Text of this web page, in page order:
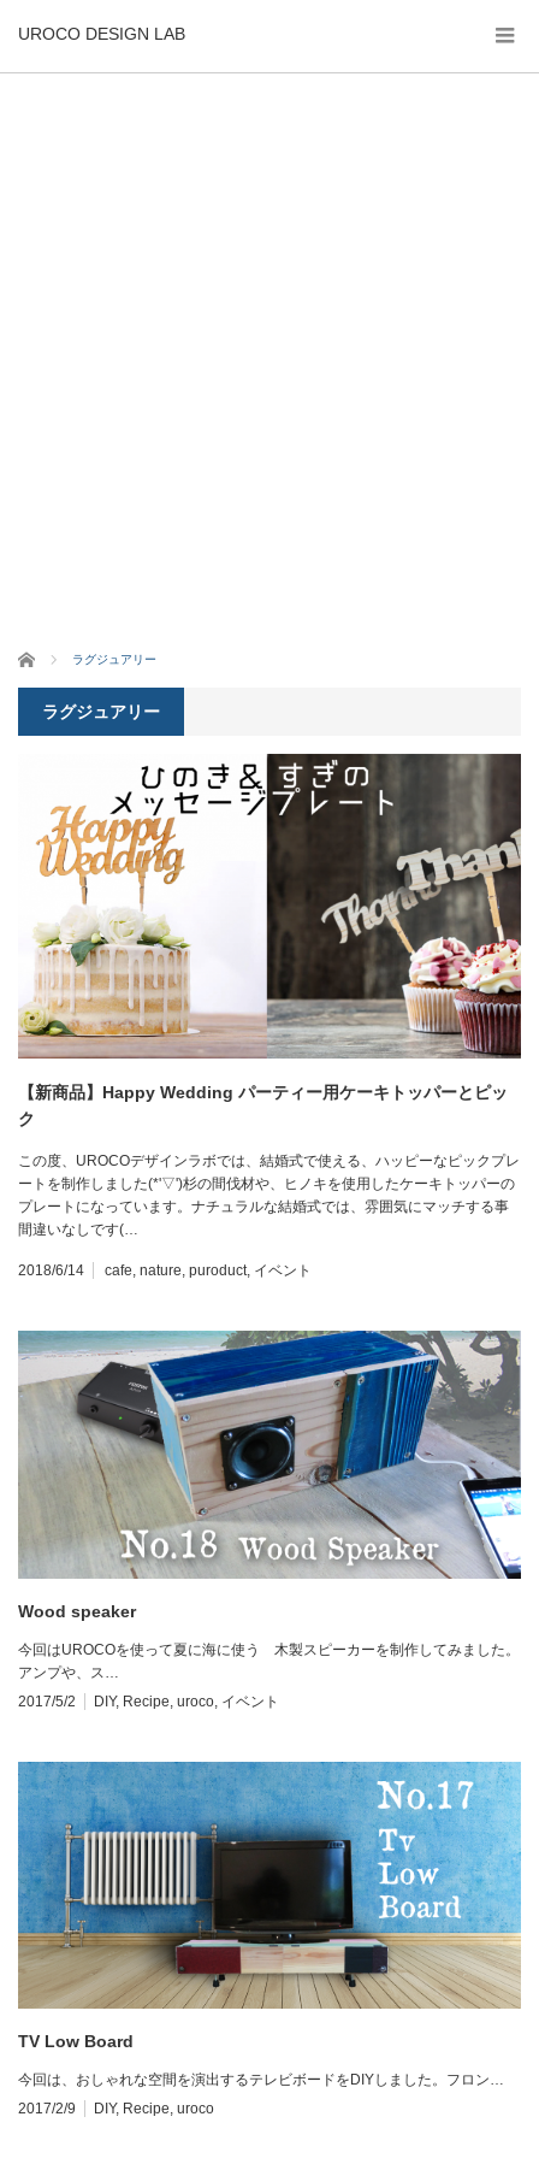
UROCO DESIGN LAB
ホーム ラグジュアリー
ラグジュアリー
【新商品】Happy Wedding パーティー用ケーキトッパーとピッ
ク
この度、UROCOデザインラボでは、結婚式で使える、ハッピーなピックプレ
ートを制作しました(*'▽')杉の間伐材や、ヒノキを使用したケーキトッパーの
プレートになっています。ナチュラルな結婚式では、雰囲気にマッチする事
間違いなしです(…
2018/6/14 cafe, nature, puroduct, イベント
Wood speaker
今回はUROCOを使って夏に海に使う 木製スピーカーを制作してみました。
アンプや、ス…
2017/5/2
DIY, Recipe uroco イベント
TV Low Board
今回は、おしゃれな空間を演出するテレビボードをDIYしました。フロン…
2017/2/9
DIY, Recipe uroco